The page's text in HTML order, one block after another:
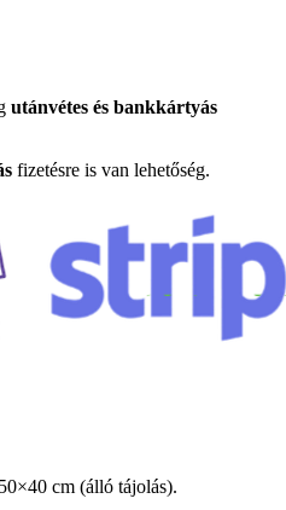
utánvétes és bankkártyás
fizetésre is van lehetőség.
cm (álló tájolás).